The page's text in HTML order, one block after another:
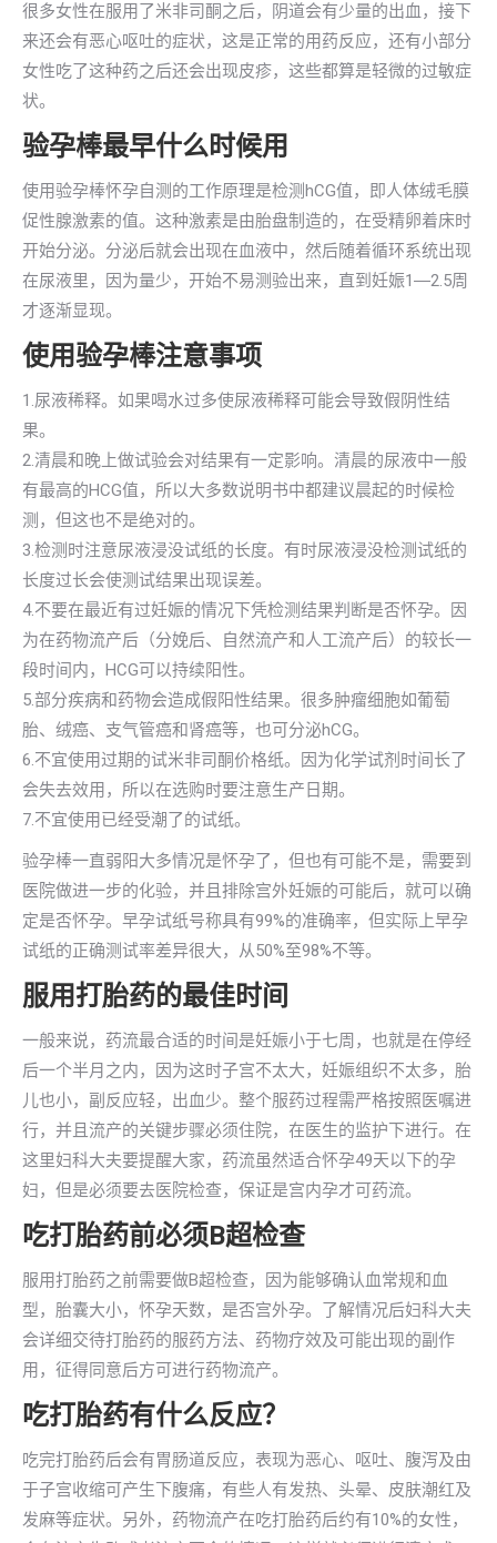
很多女性在服用了米非司酮之后，阴道会有少量的出血，接下
来还会有恶心呕吐的症状，这是正常的用药反应，还有小部分
女性吃了这种药之后还会出现皮疹，这些都算是轻微的过敏症
状。
验孕棒最早什么时候用
使用验孕棒怀孕自测的工作原理是检测hCG值，即人体绒毛膜
促性腺激素的值。这种激素是由胎盘制造的，在受精卵着床时
开始分泌。分泌后就会出现在血液中，然后随着循环系统出现
在尿液里，因为量少，开始不易测验出来，直到妊娠1―2.5周
才逐渐显现。
使用验孕棒注意事项
1.尿液稀释。如果喝水过多使尿液稀释可能会导致假阴性结
果。
2.清晨和晚上做试验会对结果有一定影响。清晨的尿液中一般
有最高的HCG值，所以大多数说明书中都建议晨起的时候检
测，但这也不是绝对的。
3.检测时注意尿液浸没试纸的长度。有时尿液浸没检测试纸的
长度过长会使测试结果出现误差。
4.不要在最近有过妊娠的情况下凭检测结果判断是否怀孕。因
为在药物流产后（分娩后、自然流产和人工流产后）的较长一
段时间内，HCG可以持续阳性。
5.部分疾病和药物会造成假阳性结果。很多肿瘤细胞如葡萄
胎、绒癌、支气管癌和肾癌等，也可分泌hCG。
6.不宜使用过期的试米非司酮价格纸。因为化学试剂时间长了
会失去效用，所以在选购时要注意生产日期。
7.不宜使用已经受潮了的试纸。
验孕棒一直弱阳大多情况是怀孕了，但也有可能不是，需要到
医院做进一步的化验，并且排除宫外妊娠的可能后，就可以确
定是否怀孕。早孕试纸号称具有99%的准确率，但实际上早孕
试纸的正确测试率差异很大，从50%至98%不等。
服用打胎药的最佳时间
一般来说，药流最合适的时间是妊娠小于七周，也就是在停经
后一个半月之内，因为这时子宫不太大，妊娠组织不太多，胎
儿也小，副反应轻，出血少。整个服药过程需严格按照医嘱进
行，并且流产的关键步骤必须住院，在医生的监护下进行。在
这里妇科大夫要提醒大家，药流虽然适合怀孕49天以下的孕
妇，但是必须要去医院检查，保证是宫内孕才可药流。
吃打胎药前必须B超检查
服用打胎药之前需要做B超检查，因为能够确认血常规和血
型，胎囊大小，怀孕天数，是否宫外孕。了解情况后妇科大夫
会详细交待打胎药的服药方法、药物疗效及可能出现的副作
用，征得同意后方可进行药物流产。
吃打胎药有什么反应？
吃完打胎药后会有胃肠道反应，表现为恶心、呕吐、腹泻及由
于子宫收缩可产生下腹痛，有些人有发热、头晕、皮肤潮红及
发麻等症状。另外，药物流产在吃打胎药后约有10%的女性，